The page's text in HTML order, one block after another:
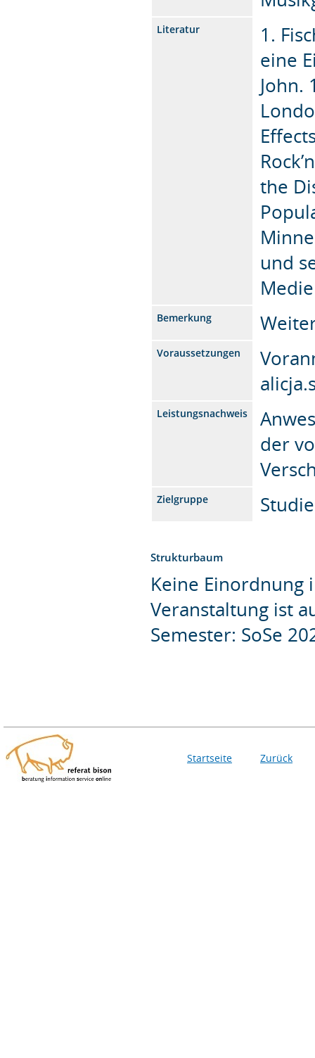
Literatur
1.
eine
John.
the
und
Bemerkung
Voraussetzungen
Leistungsnachweis
der
Zielgruppe
Strukturbaum
Keine Einordnung
Veranstaltung ist
Semester: SoSe
Startseite Zurück